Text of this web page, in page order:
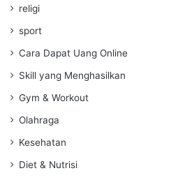
religi
sport
Cara Dapat Uang Online
Skill yang Menghasilkan
Gym & Workout
Olahraga
Kesehatan
Diet & Nutrisi